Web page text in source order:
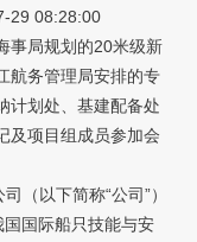
29 08:28:00
局规划的20米级新
航务管理局安排的专
计划处、基建配备处
及项目组成员参加会
以下简称“公司”）
国际船只技能与安